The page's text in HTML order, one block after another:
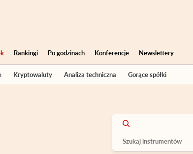
Rankingi Po godzinach Konferencje Newslettery
Kryptowaluty Analiza techniczna Gorące spółki